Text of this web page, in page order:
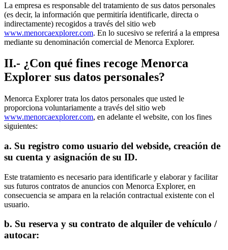
La empresa es responsable del tratamiento de sus datos personales
(es decir, la información que permitiría identificarle, directa o
indirectamente) recogidos a través del sitio web
www.menorcaexplorer.com. En lo sucesivo se referirá a la empresa
mediante su denominación comercial de Menorca Explorer.
II.- ¿Con qué fines recoge Menorca
Explorer sus datos personales?
Menorca Explorer trata los datos personales que usted le
proporciona voluntariamente a través del sitio web
www.menorcaexplorer.com, en adelante el website, con los fines
siguientes:
a. Su registro como usuario del webside, creación de
su cuenta y asignación de su ID.
Este tratamiento es necesario para identificarle y elaborar y facilitar
sus futuros contratos de anuncios con Menorca Explorer, en
consecuencia se ampara en la relación contractual existente con el
usuario.
b. Su reserva y su contrato de alquiler de vehículo /
autocar: